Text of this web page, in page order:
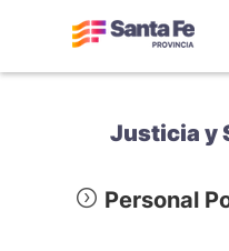
Justicia y
Personal